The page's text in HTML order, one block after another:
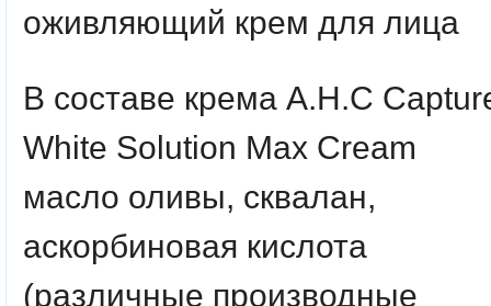
оживляющий крем для лица
В составе крема A.H.C
White Solution Max Cream
масло оливы, сквалан,
аскорбиновая кислота
(различные производные